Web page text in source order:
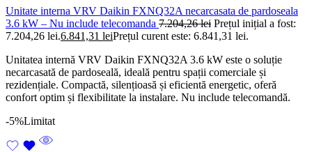
Unitate interna VRV Daikin FXNQ32A necarcasata de pardoseala
3.6 kW – Nu include telecomanda 7.204,26lei Prețul inițial a fost:
7.204,26 lei.6.841,31 leiPrețul curent este: 6.841,31 lei.
Unitatea internă VRV Daikin FXNQ32A 3.6 kW este o soluție
necarcasată de pardoseală, ideală pentru spații comerciale și
rezidențiale. Compactă, silențioasă și eficientă energetic, oferă
confort optim și flexibilitate la instalare. Nu include telecomandă.
-5%Limitat